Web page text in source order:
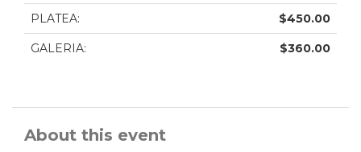
PLATEA: $450.00
GALERIA: $360.00
About this event